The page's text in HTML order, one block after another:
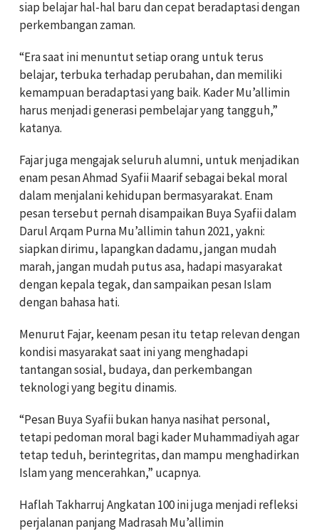
siap belajar hal-hal baru dan cepat beradaptasi dengan
perkembangan zaman.
“Era saat ini menuntut setiap orang untuk terus
belajar, terbuka terhadap perubahan, dan memiliki
kemampuan beradaptasi yang baik. Kader Mu’allimin
harus menjadi generasi pembelajar yang tangguh,”
katanya.
Fajar juga mengajak seluruh alumni, untuk menjadikan
enam pesan Ahmad Syafii Maarif sebagai bekal moral
dalam menjalani kehidupan bermasyarakat. Enam
pesan tersebut pernah disampaikan Buya Syafii dalam
Darul Arqam Purna Mu’allimin tahun 2021, yakni:
siapkan dirimu, lapangkan dadamu, jangan mudah
marah, jangan mudah putus asa, hadapi masyarakat
dengan kepala tegak, dan sampaikan pesan Islam
dengan bahasa hati.
Menurut Fajar, keenam pesan itu tetap relevan dengan
kondisi masyarakat saat ini yang menghadapi
tantangan sosial, budaya, dan perkembangan
teknologi yang begitu dinamis.
“Pesan Buya Syafii bukan hanya nasihat personal,
tetapi pedoman moral bagi kader Muhammadiyah agar
tetap teduh, berintegritas, dan mampu menghadirkan
Islam yang mencerahkan,” ucapnya.
Haflah Takharruj Angkatan 100 ini juga menjadi refleksi
perjalanan panjang Madrasah Mu’allimin